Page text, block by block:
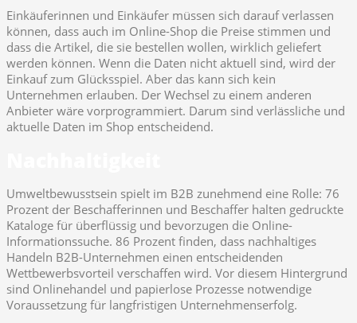
Einkäuferinnen und Einkäufer müssen sich darauf verlassen
können, dass auch im Online-Shop die Preise stimmen und
dass die Artikel, die sie bestellen wollen, wirklich geliefert
werden können. Wenn die Daten nicht aktuell sind, wird der
Einkauf zum Glücksspiel. Aber das kann sich kein
Unternehmen erlauben. Der Wechsel zu einem anderen
Anbieter wäre vorprogrammiert. Darum sind verlässliche und
aktuelle Daten im Shop entscheidend.
Umweltbewusstsein spielt im B2B zunehmend eine Rolle: 76
Prozent der Beschafferinnen und Beschaffer halten gedruckte
Kataloge für überflüssig und bevorzugen die Online-
Informationssuche. 86 Prozent finden, dass nachhaltiges
Handeln B2B-Unternehmen einen entscheidenden
Wettbewerbsvorteil verschaffen wird. Vor diesem Hintergrund
sind Onlinehandel und papierlose Prozesse notwendige
Voraussetzung für langfristigen Unternehmenserfolg.